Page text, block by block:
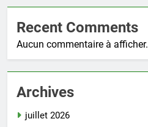
Recent Comments
Aucun commentaire à afficher.
Archives
juillet 2026